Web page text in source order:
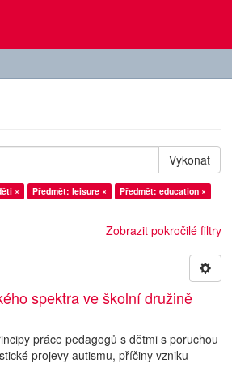
Vykonat
× Předmět: leisure ×
Předmět: education ×
Zobrazit pokročilé filtry
spektra ve školní družině
práce pedagogů s dětmi s poruchou
projevy autismu, příčiny vzniku